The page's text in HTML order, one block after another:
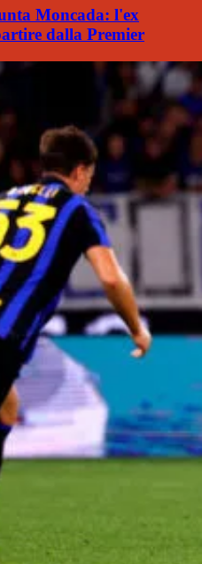
Moncada: l'ex
dalla Premier